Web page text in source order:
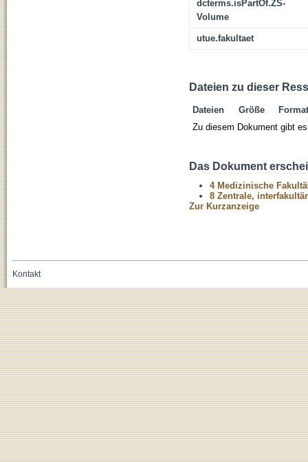
dcterms.isPartOf.ZS-
Volume
utue.fakultaet
Dateien zu dieser
Dateien Größe
Format
Zu diesem Dokument gibt
Das Dokument
4 Medizinische
8 Zentrale,
Zur Kurzanzeige
Kontakt